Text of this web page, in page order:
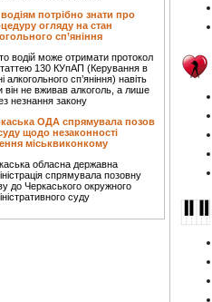
потрібно знати про
огляду на стан
сп’яніння
водій може отримати протокол
130 КУпАП (Керування в
алкогольного сп’яніння) навіть
він не вживав алкоголь, а лише
незнання закону
ОДА спрямувала позов
щодо незаконності
міськвиконкому
обласна державна
спрямувала позовну
до Черкаського окружного
суду